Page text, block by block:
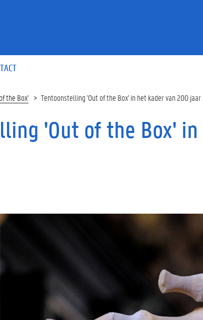
the Box' Tentoonstelling 'Out of the Box' in het kader van 200 jaar
'Out of the Box'